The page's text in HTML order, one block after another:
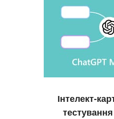
Інтелект-
тестування